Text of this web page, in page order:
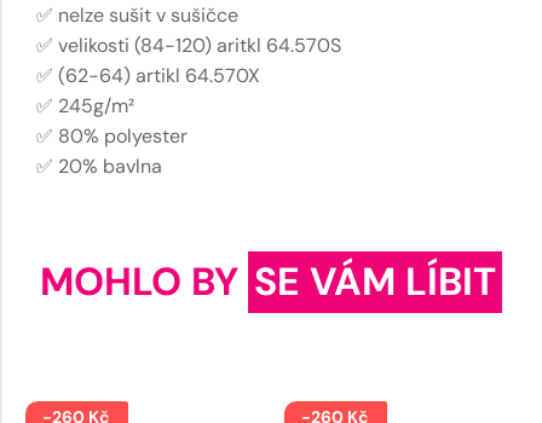
✅ nelze sušit v sušičce
✅ velikosti (84-120) aritkl 64.570S
✅ (62-64) artikl 64.570X
✅ 245g/m²
✅ 80% polyester
✅ 20% bavlna
MOHLO BY SE VÁM LÍBIT
-260 Kč -260 Kč